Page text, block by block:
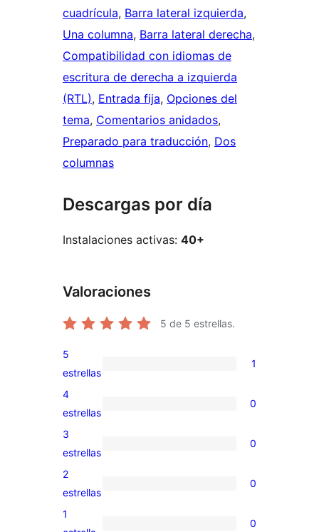
cuadrícula, Barra lateral izquierda
Una columna, Barra lateral derecha
Compatibilidad con idiomas de
escritura de derecha a izquierda
(RTL), Entrada fija, Opciones del
tema, Comentarios anidados
Preparado para traducción, Dos
columnas
Descargas por día
Instalaciones activas: 40+
Valoraciones
5 de 5 estrellas.
1
valoración
de
5
estrellas
1
0
valoraciones
de
4
estrellas
0
0
valoraciones
de
3
estrellas
0
0
valoraciones
de
2
estrellas
0
1
0